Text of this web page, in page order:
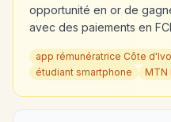
opportunité en or de
avec des paiements en
app rémunératrice Côte
étudiant smartphone
MTN